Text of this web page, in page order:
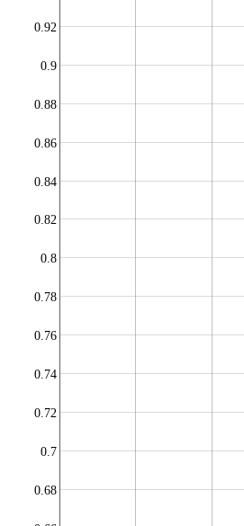
0.68
0.7
0.72
0.74
0.76
0.78
0.8
0.82
0.84
0.86
0.88
0.9
0.92